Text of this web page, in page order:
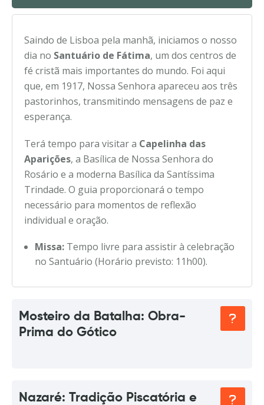
Saindo de Lisboa pela manhã, iniciamos o nosso
dia no Santuário de Fátima, um dos centros de
fé cristã mais importantes do mundo. Foi aqui
que, em 1917, Nossa Senhora apareceu aos três
pastorinhos, transmitindo mensagens de paz e
esperança.
Terá tempo para visitar a Capelinha das
Aparições, a Basílica de Nossa Senhora do
Rosário e a moderna Basílica da Santíssima
Trindade. O guia proporcionará o tempo
necessário para momentos de reflexão
individual e oração.
Missa: Tempo livre para assistir à celebração
no Santuário (Horário previsto: 11h00).
Mosteiro da Batalha: Obra-
Prima do Gótico
Nazaré: Tradição Piscatória e